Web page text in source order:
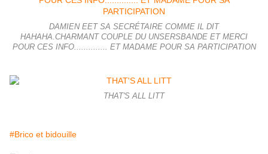
DAMIEN EET SA SECRÉTAIRE COMME IL DIT
HAHAHA.CHARMANT COUPLE DU UNSERSBANDE ET MERCI
POUR CES INFO.............. ET MADAME POUR SA PARTICIPATION
THAT'S ALL LITT
#Brico et bidouille